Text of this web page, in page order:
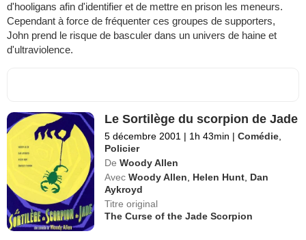
d'hooligans afin d'identifier et de mettre en prison les meneurs.
Cependant à force de fréquenter ces groupes de supporters,
John prend le risque de basculer dans un univers de haine et
d'ultraviolence.
Le Sortilège du scorpion de Jade
5 décembre 2001 | 1h 43min | Comédie,
Policier
De Woody Allen
Avec Woody Allen, Helen Hunt, Dan
Aykroyd
Titre original
The Curse of the Jade Scorpion